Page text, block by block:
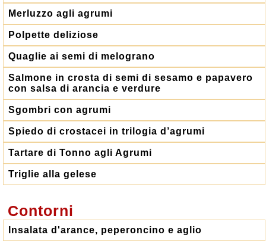
Merluzzo agli agrumi
Polpette deliziose
Quaglie ai semi di melograno
Salmone in crosta di semi di sesamo e papavero
con salsa di arancia e verdure
Sgombri con agrumi
Spiedo di crostacei in trilogia d’agrumi
Tartare di Tonno agli Agrumi
Triglie alla gelese
Contorni
Insalata d'arance, peperoncino e aglio